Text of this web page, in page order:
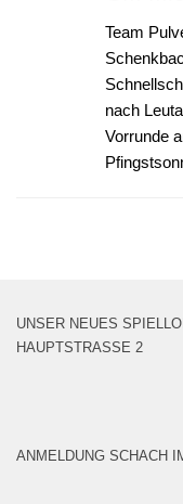
Team
nach
Vorrunde
UNSER NEUES
HAUPTSTRASSE 2
ANMELDUNG SCHACH